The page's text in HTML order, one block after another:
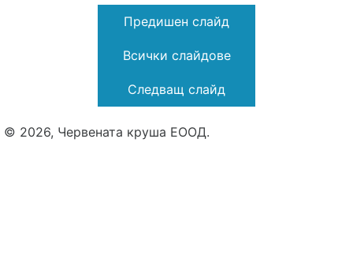
Предишен слайд
Всички слайдове
Следващ слайд
© 2026, Червената круша ЕООД.